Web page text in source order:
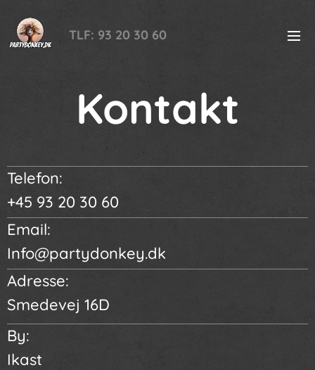
TLF: 93 20 30 60
Kontakt
Telefon:
+45 93 20 30 60
Email:
Info@partydonkey.dk
Adresse:
Smedevej 16D
By:
Ikast